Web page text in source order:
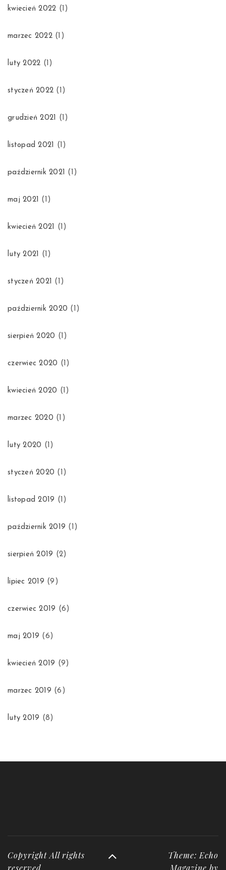
kwiecień 2022 (1)
marzec 2022(1)
luty 2022 (1)
styczeń 2022 (1)
grudzień 2021 (1)
listopad 2021 (1)
październik 2021 (1)
maj 2021 (1)
kwiecień 2021 (1)
luty 2021 (1)
styczeń 2021 (1)
październik 2020 (1)
sierpień 2020 (1)
czerwiec 2020 (1)
kwiecień 2020 (1)
marzec 2020 (1)
luty 2020 (1)
styczeń 2020 (1)
listopad 2019 (1)
październik 2019 (1)
sierpień 2019 (2)
lipiec 2019 (9)
czerwiec 2019 (6)
maj 2019 (6)
kwiecień 2019 (9)
marzec 2019 (6)
luty 2019 (8)
Copyright All rights
reserved
Theme: Echo
Magazine by